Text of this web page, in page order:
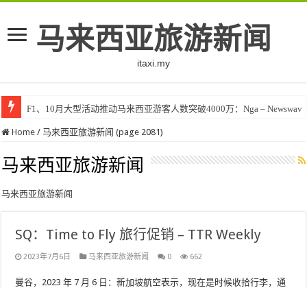
马来西亚旅游新闻
itaxi.my
F1、10月大型活动推动马来西亚游客人数突破4000万：Nga – Newswav
Home / 马来西亚旅游新闻 (page 2081)
马来西亚旅游新闻
马来西亚旅游新闻
SQ：Time to Fly 旅行促销 – TTR Weekly
2023年7月6日 马来西亚旅游新闻 0 662
曼谷，2023 年 7 月 6 日：新加坡航空表示，现在是时候收拾行李，通